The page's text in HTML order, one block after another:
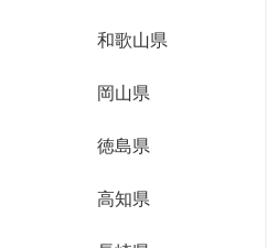
和歌山県
岡山県
徳島県
高知県